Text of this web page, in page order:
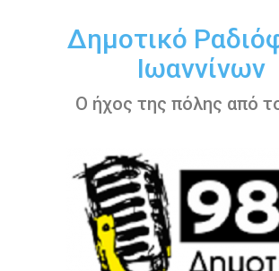
περιεχόμενοΔημοτικό
Ιωαννίνων
Ο ήχος της πόλης από